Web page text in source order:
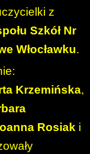
z
Szkół Nr
Włocławku.
Krzemińska,
Rosiak i